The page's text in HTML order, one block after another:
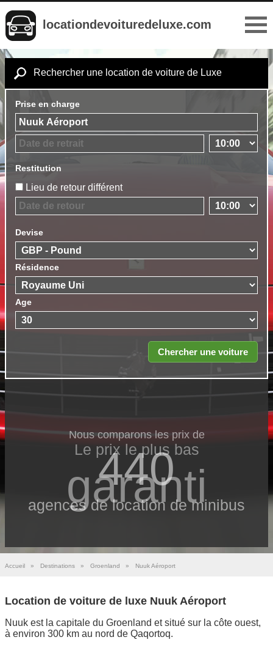
locationdevoituredeluxe.com
Rechercher une location de voiture de Luxe
Prise en charge
Restitution
Lieu de retour différent
Devise
Résidence
Age
Nous comparons les prix de
440
agences de location de minibus
Le prix le​ plus bas
garanti
Accueil » Destinations » Groenland » Nuuk Aéroport
Location de voiture de luxe Nuuk Aéroport
Nuuk est la capitale du Groenland et situé sur la côte ouest,
à environ 300 km au nord de Qaqortoq.